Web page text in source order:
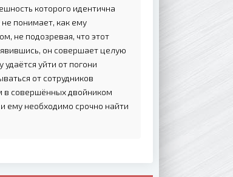
которого идентична
понимает, как ему
не подозревая, что этот
он совершает целую
уйти от погони
от сотрудников
в совершённых двойником
ему необходимо срочно найти